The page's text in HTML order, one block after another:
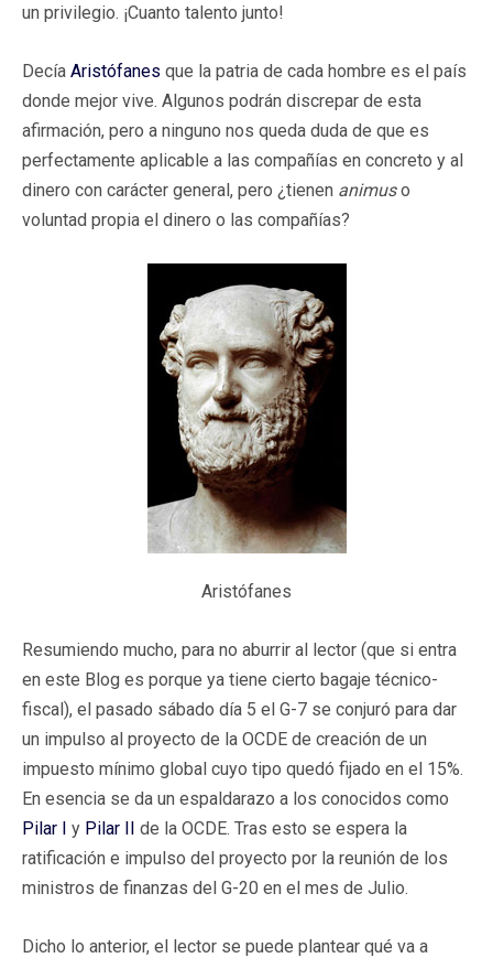
un privilegio. ¡Cuanto talento junto!
Decía Aristófanes que la patria de cada hombre es el país
donde mejor vive. Algunos podrán discrepar de esta
afirmación, pero a ninguno nos queda duda de que es
perfectamente aplicable a las compañías en concreto y al
dinero con carácter general, pero ¿tienen animuso
voluntad propia el dinero o las compañías?
Aristófanes
Resumiendo mucho, para no aburrir al lector (que si entra
en este Blog es porque ya tiene cierto bagaje técnico-
fiscal), el pasado sábado día 5 el G-7 se conjuró para dar
un impulso al proyecto de la OCDE de creación de un
impuesto mínimo global cuyo tipo quedó fijado en el 15%.
En esencia se da un espaldarazo a los conocidos como
Pilar I y Pilar II de la OCDE. Tras esto se espera la
ratificación e impulso del proyecto por la reunión de los
ministros de finanzas del G-20 en el mes de Julio.
Dicho lo anterior, el lector se puede plantear qué va a